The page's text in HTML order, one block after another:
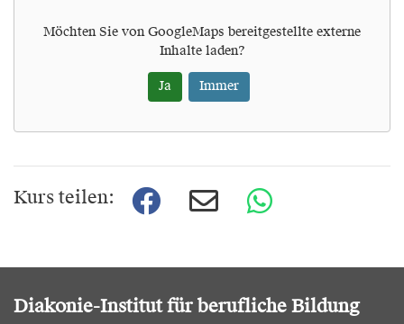
Möchten Sie von GoogleMaps bereitgestellte externe
Inhalte laden?
Ja Immer
Kurs teilen:
Diakonie-Institut für berufliche Bildung